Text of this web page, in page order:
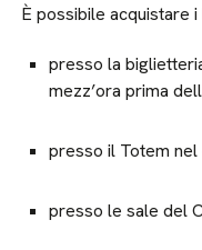
È possibile acquistare
presso la
mezz’ora prima
presso il Totem
presso le sale del